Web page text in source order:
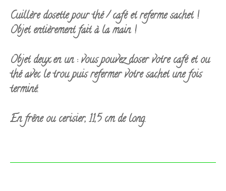
Cuillère dosette pour thé / café et referme sachet !
Objet entièrement fait à la main !
Objet deux en un : vous pouvez doser votre café et ou
thé avec le trou puis refermer votre sachet une fois
terminé.
En frêne ou cerisier, 11,5 cm de long.